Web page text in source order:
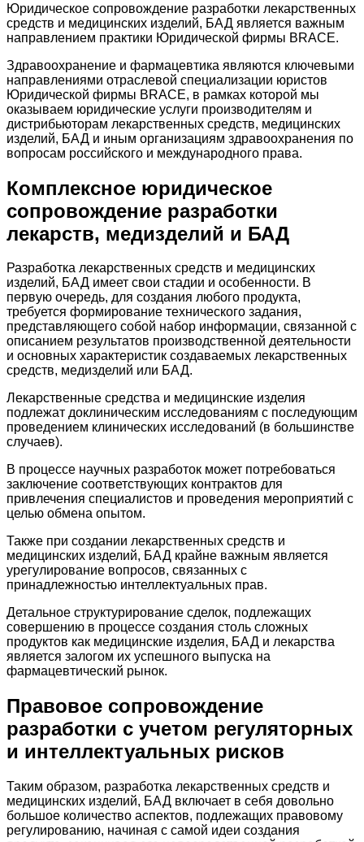
Юридическое сопровождение разработки лекарственных
средств и медицинских изделий, БАД является важным
направлением практики Юридической фирмы BRACE.
Здравоохранение и фармацевтика являются ключевыми
направлениями отраслевой специализации юристов
Юридической фирмы BRACE, в рамках которой мы
оказываем юридические услуги производителям и
дистрибьюторам лекарственных средств, медицинских
изделий, БАД и иным организациям здравоохранения по
вопросам российского и международного права.
Комплексное юридическое
сопровождение разработки
лекарств, медизделий и БАД
Разработка лекарственных средств и медицинских
изделий, БАД имеет свои стадии и особенности. В
первую очередь, для создания любого продукта,
требуется формирование технического задания,
представляющего собой набор информации, связанной с
описанием результатов производственной деятельности
и основных характеристик создаваемых лекарственных
средств, медизделий или БАД.
Лекарственные средства и медицинские изделия
подлежат доклиническим исследованиям с последующим
проведением клинических исследований (в большинстве
случаев).
В процессе научных разработок может потребоваться
заключение соответствующих контрактов для
привлечения специалистов и проведения мероприятий с
целью обмена опытом.
Также при создании лекарственных средств и
медицинских изделий, БАД крайне важным является
урегулирование вопросов, связанных с
принадлежностью интеллектуальных прав.
Детальное структурирование сделок, подлежащих
совершению в процессе создания столь сложных
продуктов как медицинские изделия, БАД и лекарства
является залогом их успешного выпуска на
фармацевтический рынок.
Правовое сопровождение
разработки с учетом регуляторных
и интеллектуальных рисков
Таким образом, разработка лекарственных средств и
медицинских изделий, БАД включает в себя довольно
большое количество аспектов, подлежащих правовому
регулированию, начиная с самой идеи создания